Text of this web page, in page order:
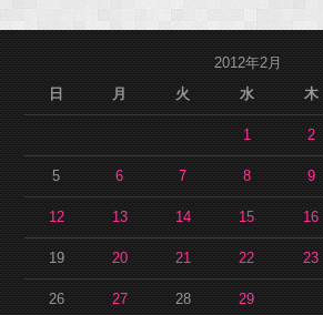
2012年2月
日
月 火 水 木
1 2
5 6 7 8 9
12 13 14 15 16
19 20 21 22 23
26 27 28 29